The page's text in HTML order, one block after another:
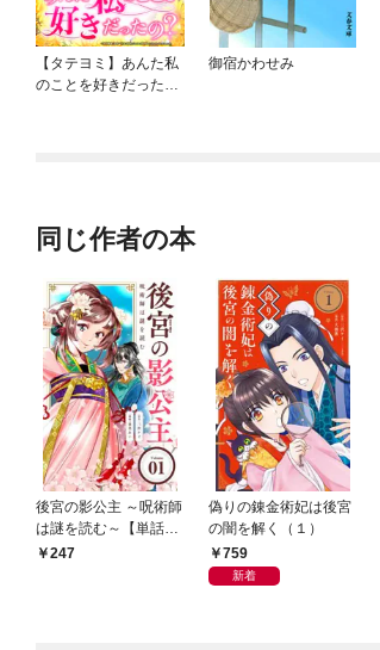
【タテヨミ】あんた私
のことを好きだった
御宿かわせみ
同じ作者の本
後宮の影公主 ～呪術師
は謎を読む～【単話】
（１）
247
偽りの錬金術妃は後宮
の闇を解く（１）
759
新着